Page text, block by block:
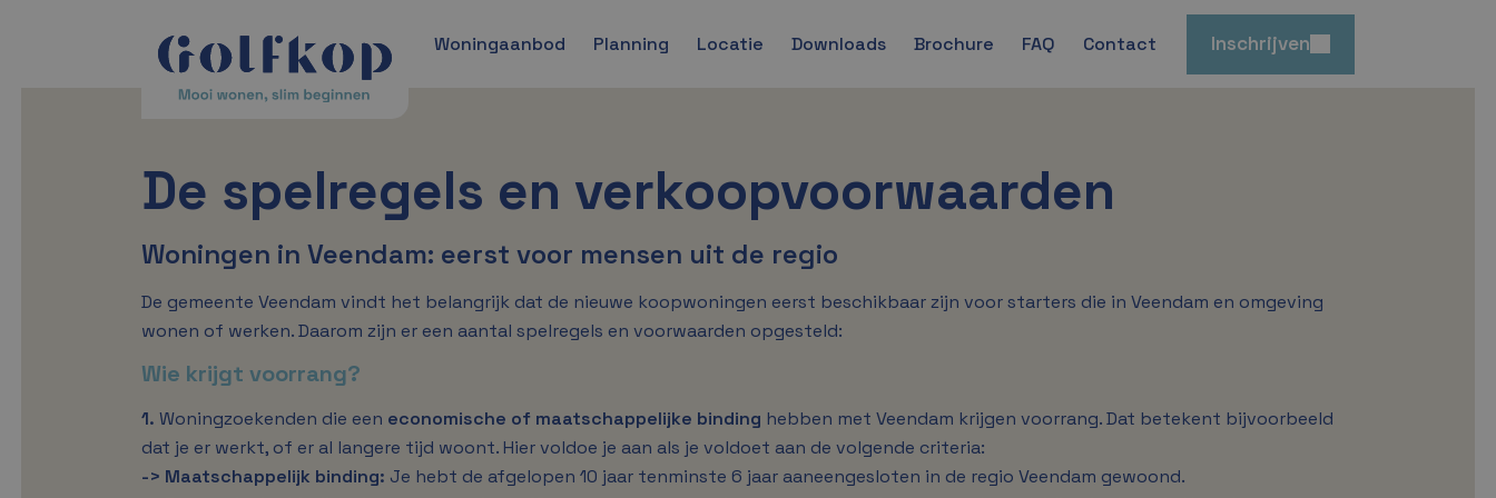
Woningaanbod Planning Locatie Downloads Brochure FAQ Contact Inschrijven
De spelregels en verkoopvoorwaarden
Woningen in Veendam: eerst voor mensen uit de regio
De gemeente Veendam vindt het belangrijk dat de nieuwe koopwoningen eerst beschikbaar zijn voor starters die in Veendam en omgeving
wonen of werken. Daarom zijn er een aantal spelregels en voorwaarden opgesteld:
Wie krijgt voorrang?
1. Woningzoekenden die een economische of maatschappelijke binding hebben met Veendam krijgen voorrang. Dat betekent bijvoorbeeld
dat je er werkt, of er al langere tijd woont. Hier voldoe je aan als je voldoet aan de volgende criteria:
-> Maatschappelijk binding: Je hebt de afgelopen 10 jaar tenminste 6 jaar aaneengesloten in de regio Veendam gewoond.